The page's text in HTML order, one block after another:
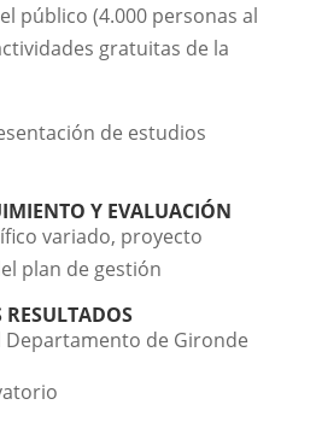
público (4.000 personas al
gratuitas de la
de estudios
Y EVALUACIÓN
variado, proyecto
plan de gestión
de Gironde